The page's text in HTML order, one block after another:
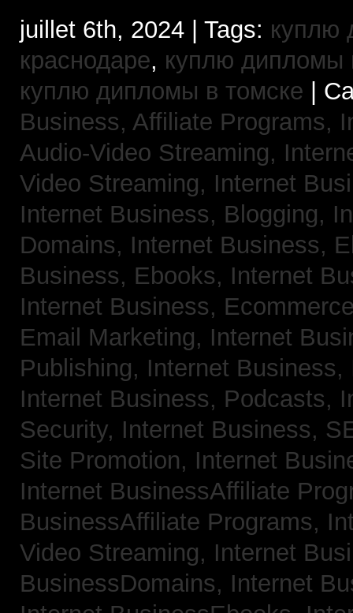
juillet 6th, 2024 | Tags: куплю
краснодаре, куплю дипломы
куплю дипломы в томске |
Business, Affiliate Programs,
Audio-Video Streaming,
Video Streaming, Internet
Internet Business, Blogging,
Domains, Internet Business,
Business, Ebooks, Internet
Internet Business,
Email Marketing, Internet
Publishing, Internet
Internet Business, Podcasts,
Security, Internet Business,
Site Promotion, Internet
Internet BusinessAffiliate
BusinessAffiliate Programs,
Video Streaming, Internet
BusinessDomains, Internet